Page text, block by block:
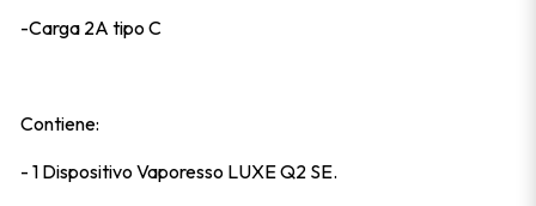
-Carga 2A tipo C
Contiene:
- 1 Dispositivo Vaporesso LUXE Q2 SE.